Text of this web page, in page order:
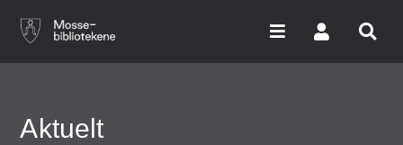
Søk i våre databaser
hovedinnhold
Aktuelt